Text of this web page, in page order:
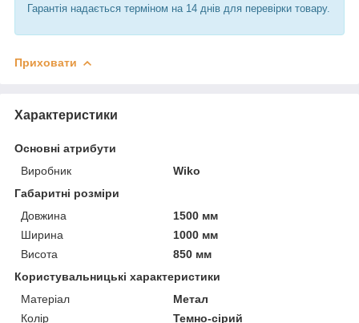
Гарантія надається терміном на 14 днів для перевірки товару.
Приховати
Характеристики
Основні атрибути
Виробник
Wiko
Габаритні розміри
Довжина
1500 мм
Ширина
1000 мм
Висота
850 мм
Користувальницькі характеристики
Матеріал
Метал
Колір
Темно-сірий